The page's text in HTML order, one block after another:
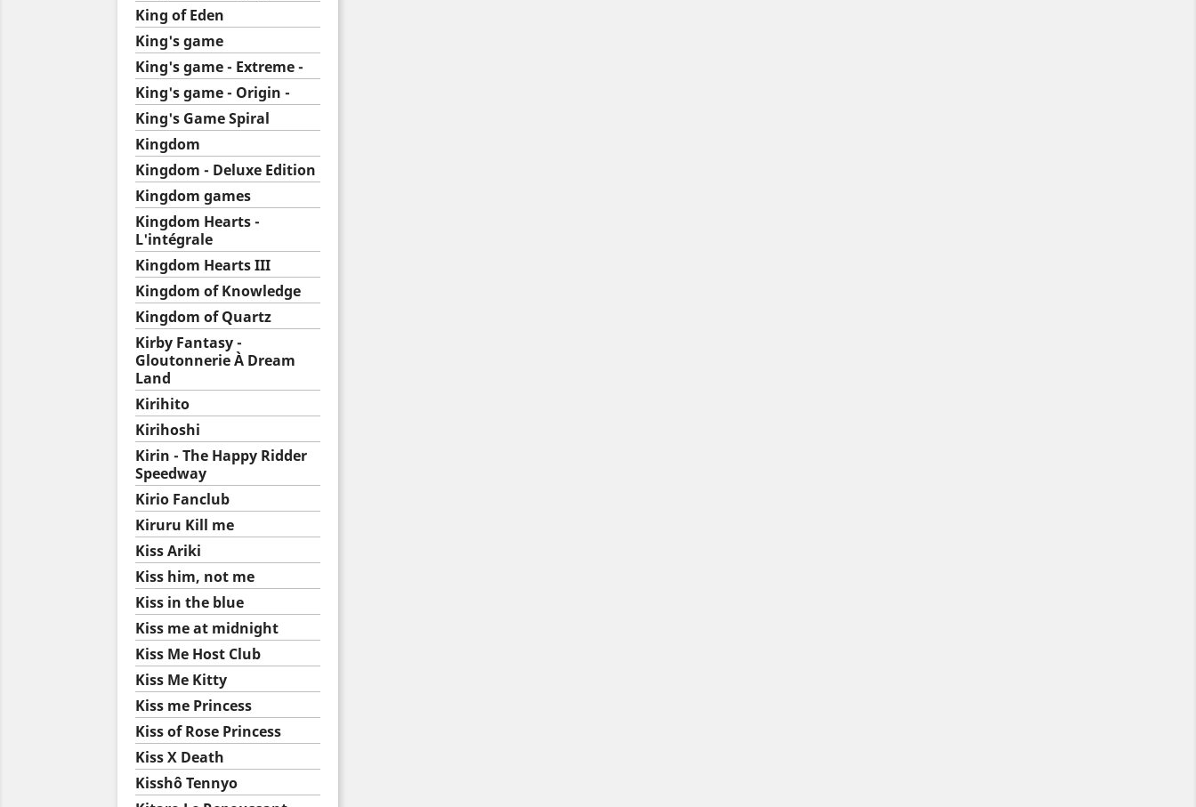
King of Eden
King's game
King's game - Extreme -
King's game - Origin -
King's Game Spiral
Kingdom
Kingdom - Deluxe Edition
Kingdom games
Kingdom Hearts -
L'intégrale
Kingdom Hearts III
Kingdom of Knowledge
Kingdom of Quartz
Kirby Fantasy -
Gloutonnerie À Dream
Land
Kirihito
Kirihoshi
Kirin - The Happy Ridder
Speedway
Kirio Fanclub
Kiruru Kill me
Kiss Ariki
Kiss him, not me
Kiss in the blue
Kiss me at midnight
Kiss Me Host Club
Kiss Me Kitty
Kiss me Princess
Kiss of Rose Princess
Kiss X Death
Kisshô Tennyo